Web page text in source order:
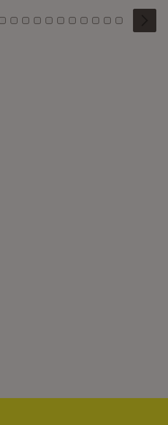
0 1 2
Kachel: 3
Zu Kachel: 4
Zu Kachel: 5
Zu Kachel: 6
Zu Kachel: 7
Zu Kachel: 8
Zu Kachel: 9
Zu Kachel: 10
Zu Kachel: 11
Zu Kachel: 12
Zu Kachel:
Zu